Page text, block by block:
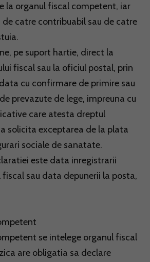
la organul fiscal competent, iar
de catre contribuabil sau de catre
pe suport hartie, direct la
fiscal sau la oficiul postal, prin
cu confirmare de primire sau
prevazute de lege, impreuna cu
care atesta dreptul
solicita exceptarea de la plata
sociale de sanatate.
este data inregistrarii
sau data depunerii la posta,
se intelege organul fiscal
are obligatia sa declare